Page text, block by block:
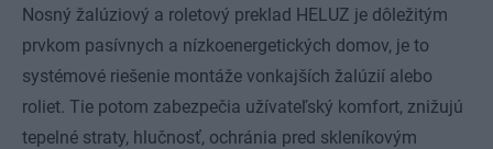
Nosný žalúziový a roletový preklad HELUZ je dôležitým
prvkom pasívnych a nízkoenergetických domov, je to
systémové riešenie montáže vonkajších žalúzií alebo
roliet. Tie potom zabezpečia užívateľský komfort, znižujú
tepelné straty, hlučnosť, ochránia pred skleníkovým